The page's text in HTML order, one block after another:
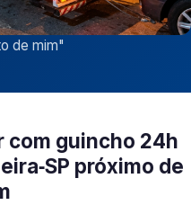
de mim"
com guincho 24h
próximo de